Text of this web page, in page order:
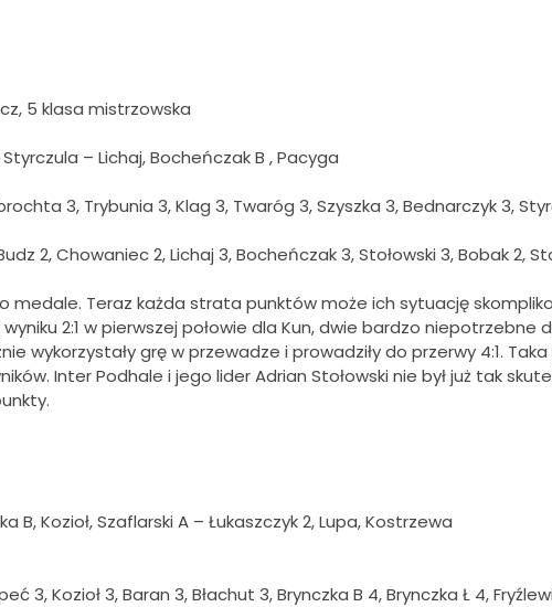
5 klasa mistrzowska
– Lichaj, Bocheńczak B , Pacyga
3, Trybunia 3, Klag 3, Twaróg 3, Szyszka 3, Bednarczyk 3,
2, Chowaniec 2, Lichaj 3, Bocheńczak 3, Stołowski 3, Bobak 2,
medale. Teraz każda strata punktów może ich sytuację
2:1 w pierwszej połowie dla Kun, dwie bardzo
wykorzystały grę w przewadze i prowadziły do przerwy 4:1.
Inter Podhale i jego lider Adrian Stołowski nie był już tak
B, Kozioł, Szaflarski A – Łukaszczyk 2, Lupa, Kostrzewa
3, Kozioł 3, Baran 3, Błachut 3, Brynczka B 4, Brynczka Ł 4,